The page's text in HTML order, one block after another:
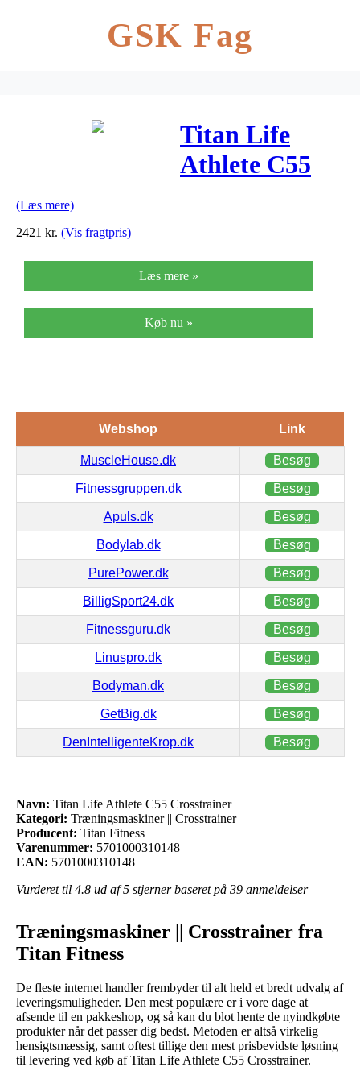
GSK Fag
Titan Life
Athlete C55
(Læs mere)
2421 kr. (Vis fragtpris)
Læs mere »
Køb nu »
Webshop Link
MuscleHouse.dk Besøg
Fitnessgruppen.dk Besøg
Apuls.dk Besøg
Bodylab.dk Besøg
PurePower.dk Besøg
BilligSport24.dk Besøg
Fitnessguru.dk Besøg
Linuspro.dk Besøg
Bodyman.dk Besøg
GetBig.dk Besøg
DenIntelligenteKrop.dk Besøg
Navn: Titan Life Athlete C55 Crosstrainer
Kategori: Træningsmaskiner || Crosstrainer
Producent: Titan Fitness
Varenummer: 5701000310148
EAN: 5701000310148
Vurderet til 4.8 ud af 5 stjerner baseret på 39 anmeldelser
Træningsmaskiner || Crosstrainer fra
Titan Fitness
De fleste internet handler frembyder til alt held et bredt udvalg af
leveringsmuligheder. Den mest populære er i vore dage at
afsende til en pakkeshop, og så kan du blot hente de nyindkøbte
produkter når det passer dig bedst. Metoden er altså virkelig
hensigtsmæssig, samt oftest tillige den mest prisbevidste løsning
til levering ved køb af Titan Life Athlete C55 Crosstrainer.